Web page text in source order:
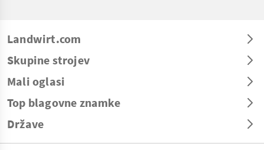
Landwirt.com
Skupine strojev
Mali oglasi
Top blagovne znamke
Države